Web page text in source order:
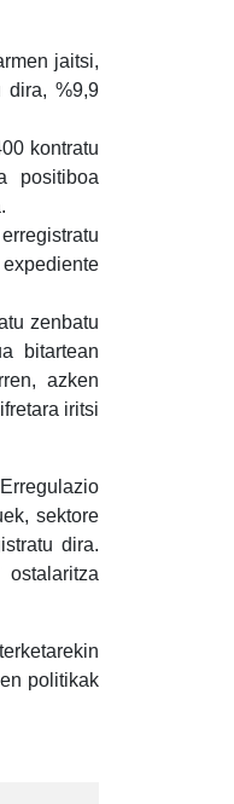
jaitsi,
dira, %9,9
kontratu
positiboa
zenbatu
bitartean
azken
iritsi
sektore
dira.
politikak